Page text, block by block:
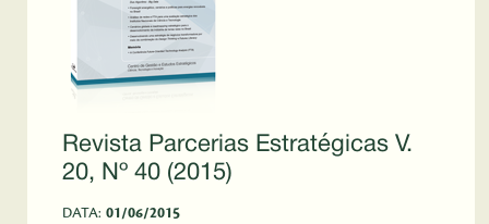
Revista Parcerias Estratégicas V.
20, Nº 40 (2015)
DATA: 01/06/2015